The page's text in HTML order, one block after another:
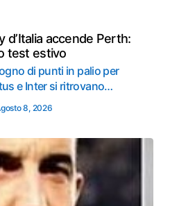
accende Perth:
test estivo
di punti in palio per
e Inter si ritrovano…
8, 2026